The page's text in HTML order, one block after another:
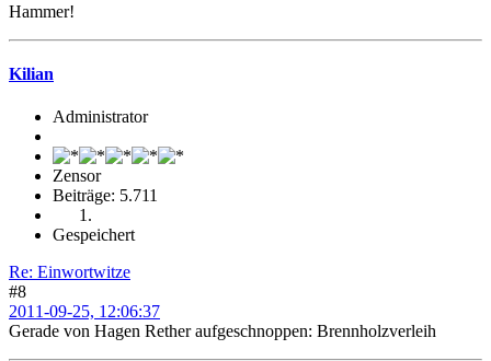
Hammer!
Kilian
Administrator
Zensor
Beiträge: 5.711
Gespeichert
Re: Einwortwitze
#8
2011-09-25, 12:06:37
Gerade von Hagen Rether aufgeschnoppen: Brennholzverleih